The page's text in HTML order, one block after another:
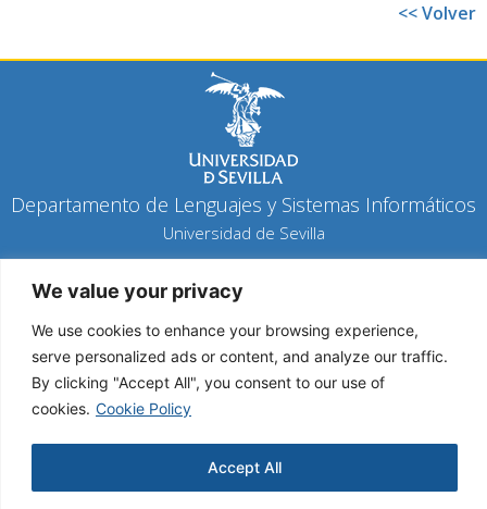
We value your privacy
We use cookies to enhance your browsing experience,
serve personalized ads or content, and analyze our traffic.
By clicking "Accept All", you consent to our use of
cookies. Cookie Policy
Accept All
<< Volver
Departamento de Lenguajes y Sistemas Informáticos
Universidad de Sevilla
Política de privacidad
Política de cookies Aviso legal
Copyright 2026 © Todos los derechos reservados
Diseño y desarrollo h-tecnología